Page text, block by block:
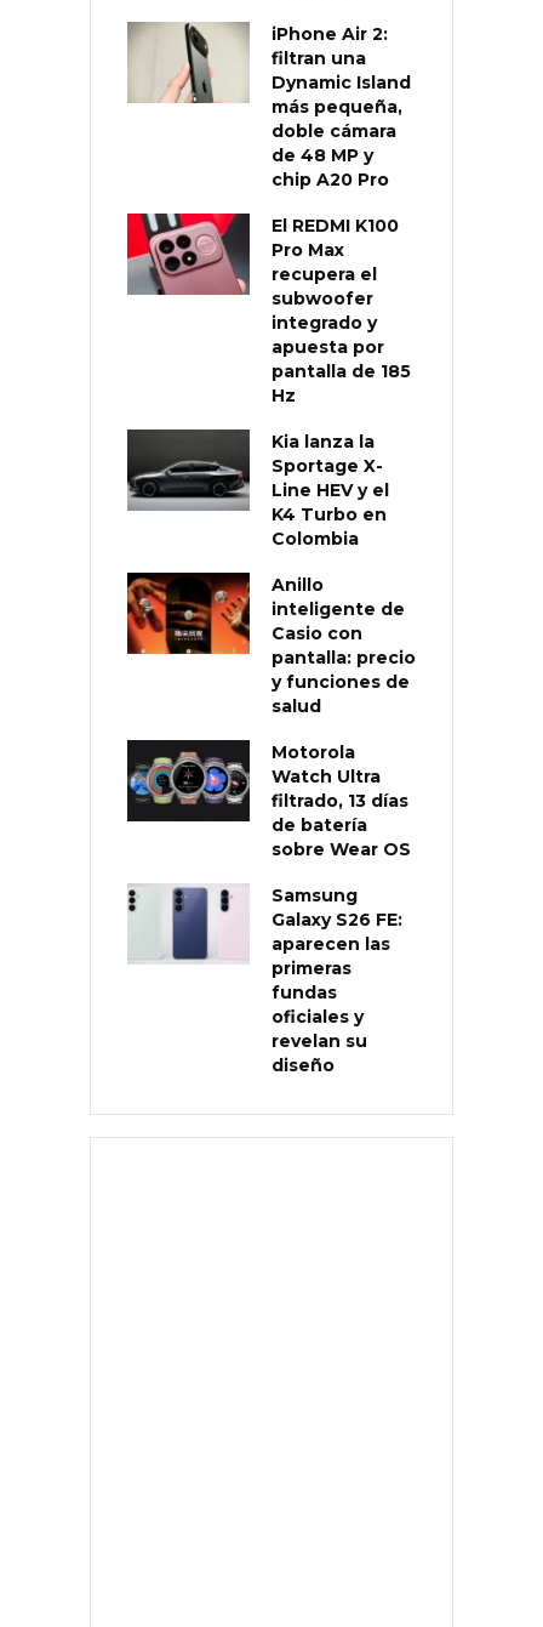
iPhone Air 2:
filtran una
Dynamic Island
más pequeña,
doble cámara
de 48 MP y
chip A20 Pro
El REDMI K100
Pro Max
recupera el
subwoofer
integrado y
apuesta por
pantalla de 185
Hz
Kia lanza la
Sportage X-
Line HEV y el
K4 Turbo en
Colombia
Anillo
inteligente de
Casio con
pantalla: precio
y funciones de
salud
Motorola
Watch Ultra
filtrado, 13 días
de batería
sobre Wear OS
Samsung
Galaxy S26 FE:
aparecen las
primeras
fundas
oficiales y
revelan su
diseño